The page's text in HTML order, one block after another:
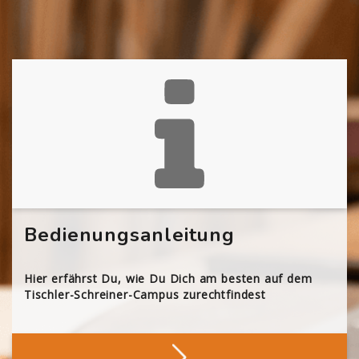
Bedienungsanleitung
Hier erfährst Du, wie Du Dich am besten auf dem
Tischler-Schreiner-Campus zurechtfindest